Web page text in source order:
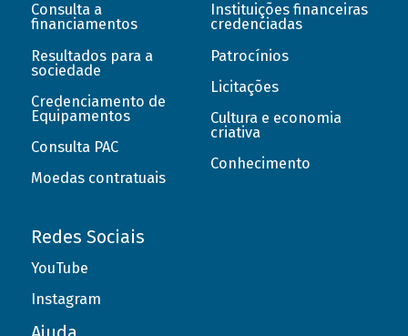
Consulta a
financiamentos
Resultados para a
sociedade
Credenciamento de
Equipamentos
Consulta PAC
Moedas contratuais
Instituições financeiras
credenciadas
Patrocínios
Licitações
Cultura e economia
criativa
Conhecimento
Redes Sociais
YouTube
Instagram